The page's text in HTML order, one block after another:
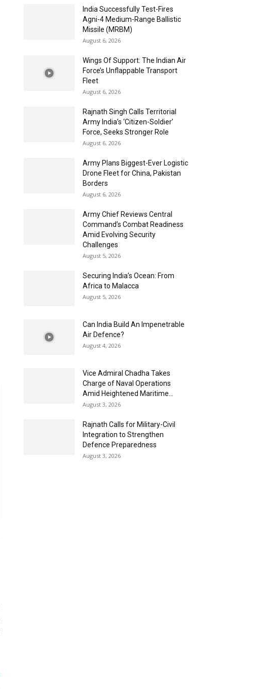
India Successfully Test-Fires
Agni-4 Medium-Range Ballistic
Missile (MRBM)
August 6, 2026
Wings Of Support: The Indian Air
Force’s Unflappable Transport
Fleet
August 6, 2026
Rajnath Singh Calls Territorial
Army India’s ‘Citizen-Soldier’
Force, Seeks Stronger Role
August 6, 2026
Army Plans Biggest-Ever Logistic
Drone Fleet for China, Pakistan
Borders
August 6, 2026
Army Chief Reviews Central
Command’s Combat Readiness
Amid Evolving Security
Challenges
August 5, 2026
Securing India’s Ocean: From
Africa to Malacca
August 5, 2026
Can India Build An Impenetrable
Air Defence?
August 4, 2026
Vice Admiral Chadha Takes
Charge of Naval Operations
Amid Heightened Maritime...
August 3, 2026
Rajnath Calls for Military-Civil
Integration to Strengthen
Defence Preparedness
August 3, 2026